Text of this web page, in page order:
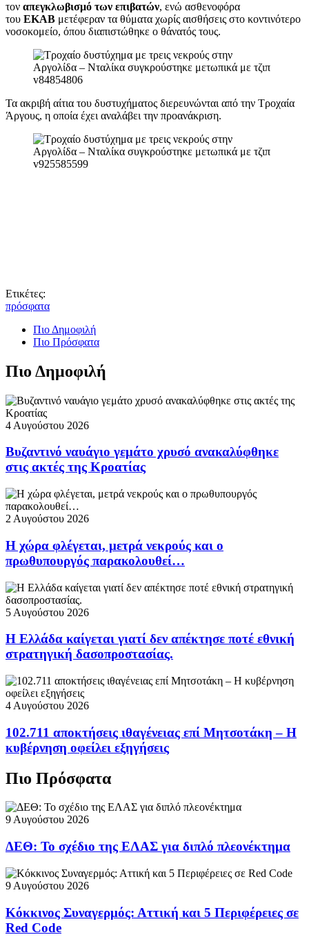
τον απεγκλωβισμό των επιβατών, ενώ ασθενοφόρα
του ΕΚΑΒ μετέφεραν τα θύματα χωρίς αισθήσεις στο κοντινότερο
νοσοκομείο, όπου διαπιστώθηκε ο θάνατός τους.
Τα ακριβή αίτια του δυστυχήματος διερευνώνται από την Τροχαία
Άργους, η οποία έχει αναλάβει την προανάκριση.
Ετικέτες:
πρόσφατα
Πιο Δημοφιλή
Πιο Πρόσφατα
Πιο Δημοφιλή
4 Αυγούστου 2026
Βυζαντινό ναυάγιο γεμάτο χρυσό ανακαλύφθηκε
στις ακτές της Κροατίας
2 Αυγούστου 2026
Η χώρα φλέγεται, μετρά νεκρούς και ο
πρωθυπουργός παρακολουθεί…
5 Αυγούστου 2026
Η Ελλάδα καίγεται γιατί δεν απέκτησε ποτέ εθνική
στρατηγική δασοπροστασίας.
4 Αυγούστου 2026
102.711 αποκτήσεις ιθαγένειας επί Μητσοτάκη – Η
κυβέρνηση οφείλει εξηγήσεις
Πιο Πρόσφατα
9 Αυγούστου 2026
ΔΕΘ: Το σχέδιο της ΕΛΑΣ για διπλό πλεονέκτημα
9 Αυγούστου 2026
Κόκκινος Συναγερμός: Αττική και 5 Περιφέρειες σε
Red Code